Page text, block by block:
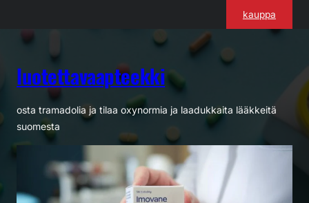
kauppa
luotettavaapteekki
osta tramadolia ja tilaa oxynormia ja laadukkaita lääkkeitä
suomesta